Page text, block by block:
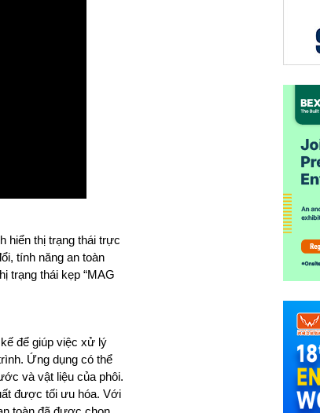
hiển thị trạng thái trực
tính năng an toàn
trạng thái kẹp “MAG
để giúp việc xử lý
Ứng dụng có thể
và vật liệu của phôi.
được tối ưu hóa. Với